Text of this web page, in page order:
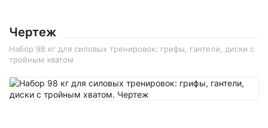
Чертеж
Набор 98 кг для силовых тренировок: грифы, гантели, диски с
тройным хватом